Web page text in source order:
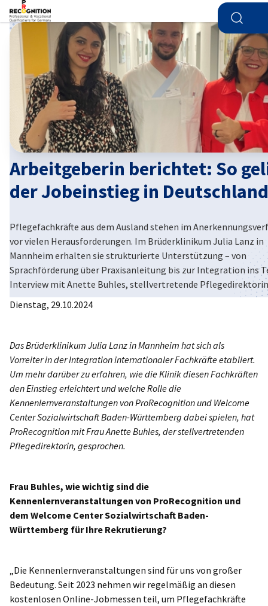
Suche
Arbeitgeberin berichtet: So
der Jobeinstieg in Deutschland
Pflegefachkräfte aus dem Ausland stehen im
vor vielen Herausforderungen. Im Brüderklinikum Julia Lanz in
Mannheim erhalten sie strukturierte Unterstützung – von
Sprachförderung über Praxisanleitung bis zur Integration ins
Interview mit Anette Buhles, stellvertretende
Dienstag, 29.10.2024
Das Brüderklinikum Julia Lanz in Mannheim hat sich als
Vorreiter in der Integration internationaler Fachkräfte etabliert.
Um mehr darüber zu erfahren, wie die Klinik diesen Fachkräften
den Einstieg erleichtert und welche Rolle die
Kennenlernveranstaltungen von ProRecognition und Welcome
Center Sozialwirtschaft Baden-Württemberg dabei spielen, hat
ProRecognition mit Frau Anette Buhles, der stellvertretenden
Pflegedirektorin, gesprochen.
Frau Buhles, wie wichtig sind die
Kennenlernveranstaltungen von ProRecognition und
dem Welcome Center Sozialwirtschaft Baden-
Württemberg für Ihre Rekrutierung?
„Die Kennenlernveranstaltungen sind für uns von großer
Bedeutung. Seit 2023 nehmen wir regelmäßig an diesen
kostenlosen Online-Jobmessen teil, um Pflegefachkräfte